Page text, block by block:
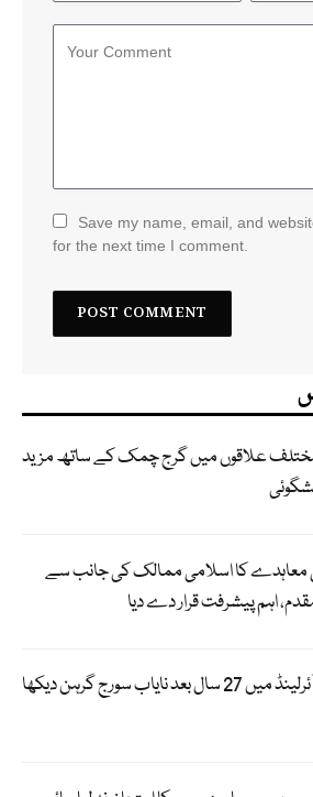
Save my name, email, and
for the next time I comment.
علاقوں میں گرج چمک کے ساتھ مزید
معاہدے کا اسلامی ممالک کی جانب سے
اہم پیشرفت قرار دے دیا
برطانیہ اور آئرلینڈ میں 27 سال بعد نایاب سورج گرہن دیکھا